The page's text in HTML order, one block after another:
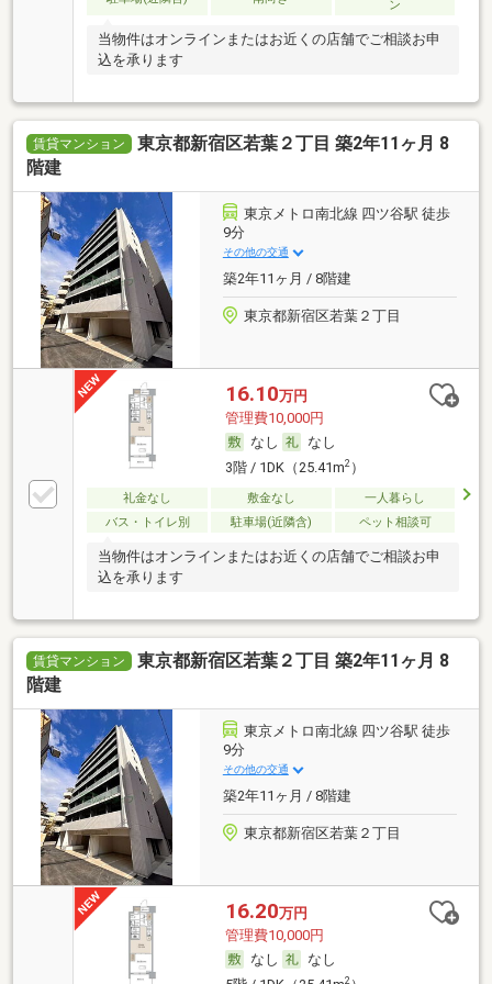
ン
当物件はオンラインまたはお近くの店舗でご相談お申
込を承ります
賃貸マンション
東京都新宿区若葉２丁目 築2年11ヶ月 8
階建
東京メトロ南北線 四ツ谷駅 徒歩
9分
その他の交通
築2年11ヶ月 / 8階建
東京都新宿区若葉２丁目
16.10万円
管理費10,000円
なし
なし
3階 / 1DK（25.41m2）
礼金なし 敷金なし
一人暮らし
バス・トイレ別
駐車場(近隣含) ペット相談可
当物件はオンラインまたはお近くの店舗でご相談お申
込を承ります
賃貸マンション
東京都新宿区若葉２丁目 築2年11ヶ月 8
階建
東京メトロ南北線 四ツ谷駅 徒歩
9分
その他の交通
築2年11ヶ月 / 8階建
東京都新宿区若葉２丁目
16.20万円
管理費10,000円
なし
なし
2